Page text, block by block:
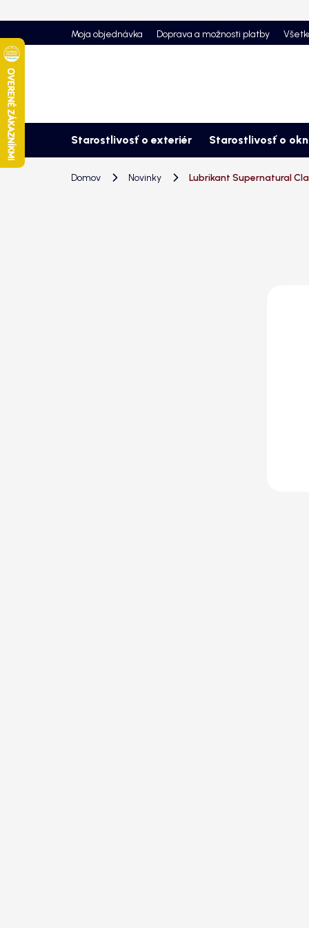
na
obsah
Moja objednávka Doprava a možnosti platby
Starostlivosť o exteriér Starostlivosť o
Domov Novinky Lubrikant Supernatural